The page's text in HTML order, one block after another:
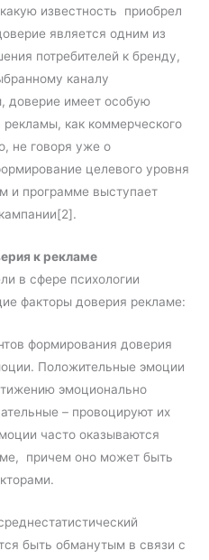
известность приобрел
является одним из
потребителей к бренду,
каналу
доверие имеет особую
как коммерческого
не говоря уже о
целевого уровня
и программе выступает
к рекламе
в сфере психологии
факторы доверия рекламе:
формирования доверия
Положительные эмоции
эмоционально
– провоцируют их
часто оказываются
причем оно может быть
быть обманутым в связи с